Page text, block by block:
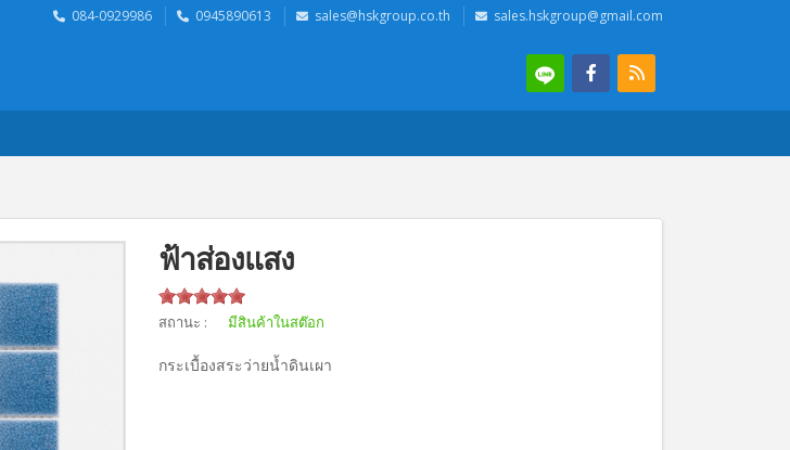
084-0929986 0945890613 sales@hskgroup.co.th sales.hskgroup@gmail.com
ฟ้าส่องแสง
สถานะ : มีสินค้าในสต๊อก
กระเบื้องสระว่ายน้ำดินเผา